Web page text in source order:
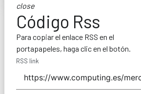
close
Código Rss
Para copiar el enlace RSS en el
portapapeles, haga clic en el botón.
RSS link